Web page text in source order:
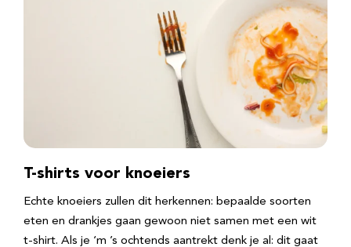
T-shirts voor knoeiers
Echte knoeiers zullen dit herkennen: bepaalde soorten
eten en drankjes gaan gewoon niet samen met een wit
t-shirt. Als je ‘m ’s ochtends aantrekt denk je al: dit gaat